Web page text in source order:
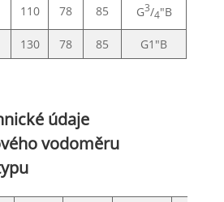
110 78 85 G3/4"B
130 78 85 G1"B
údaje
vodoměru